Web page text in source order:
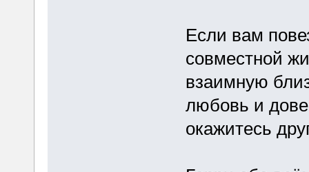
Если вам
совместной
взаимную
любовь и
окажитесь